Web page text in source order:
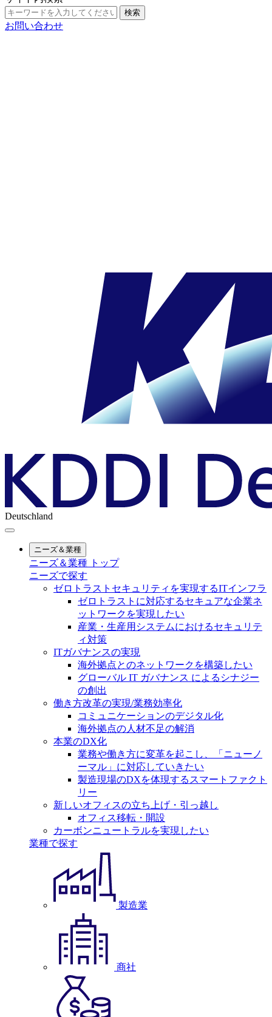
検索
お問い合わせ
Deutschland
ニーズ＆業種
ニーズ＆業種 トップ
ニーズで探す
ゼロトラストセキュリティを実現するITインフラ
ゼロトラストに対応するセキュアな企業ネ
ットワークを実現したい
産業・生産用システムにおけるセキュリテ
ィ対策
ITガバナンスの実現
海外拠点とのネットワークを構築したい
グローバル IT ガバナンス によるシナジー
の創出
働き方改革の実現/業務効率化
コミュニケーションのデジタル化
海外拠点の人材不足の解消
本業のDX化
業務や働き方に変革を起こし、「ニューノ
ーマル」に対応していきたい
製造現場のDXを体現するスマートファクト
リー
新しいオフィスの立ち上げ・引っ越し
オフィス移転・開設
カーボンニュートラルを実現したい
業種で探す
製造業
商社